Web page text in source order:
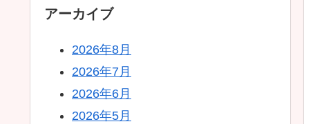
アーカイブ
2026年8月
2026年7月
2026年6月
2026年5月